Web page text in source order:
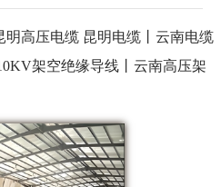
明高压电缆 昆明电缆丨云南电缆
架空绝缘导线丨云南高压架